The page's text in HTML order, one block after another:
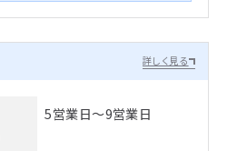
詳しく見る
5営業日～9営業日